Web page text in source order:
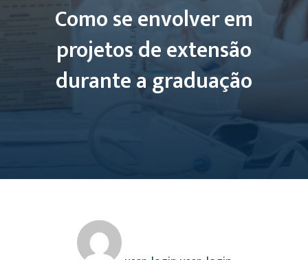
Como se envolver em
projetos de extensão
durante a graduação